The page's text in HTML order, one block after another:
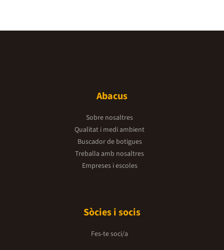
Abacus
Sobre nosaltres
Qualitat i medi ambient
Buscador de botigues
Treballa amb nosaltres
Empreses i escoles
Sòcies i socis
Fes-te soci/a